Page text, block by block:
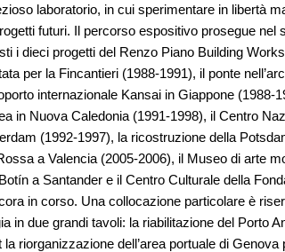
laboratorio, in cui sperimentare in libertà
futuri. Il percorso espositivo prosegue nel
i dieci progetti del Renzo Piano Building
per la Fincantieri (1988-1991), il ponte
internazionale Kansai in Giappone (1988-
in Nuova Caledonia (1991-1998), il Centro
(1992-1997), la ricostruzione della
a Valencia (2005-2006), il Museo di arte
a Santander e il Centro Culturale della
in corso. Una collocazione particolare è
in due grandi tavoli: la riabilitazione del Porto
la riorganizzazione dell’area portuale di